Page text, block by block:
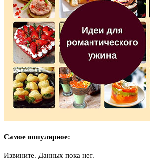
Самое популярное:
Извините. Данных пока нет.